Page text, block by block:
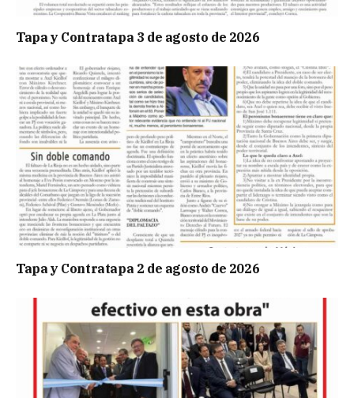
Tapa y Contratapa 3 de agosto de 2026
Tapa y Contratapa 2 de agosto de 2026